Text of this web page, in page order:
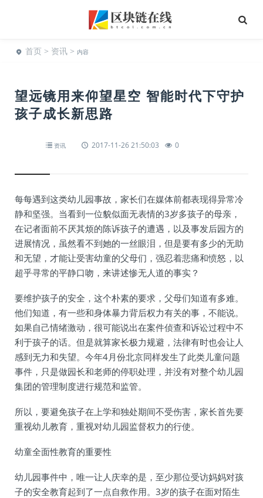
首页 > 资讯 > 内容
望远镜用来仰望星空 智能时代下守护
孩子成长新思路
资讯 2017-11-26 21:50:03 0
每每遇到这类幼儿园事故，家长们在媒体前都表现得异常冷
静和坚强。当看到一位貌似面无表情的3岁多孩子的母亲，
在记者面前不厌其烦的陈诉孩子的遭遇，以及事发后园方的
进展情况，虽然看不到她的一丝眼泪，但是要有多少的无助
和无望，才能让受害幼童的父母们，强忍着悲痛和愤怒，以
超乎寻常的平静口吻，来讲述惨无人道的事实？
要维护孩子的安全，这个朴素的要求，父母们知道有多难。
他们知道，有一些和身体暴力背后权力有关的事，不能说。
如果自己情绪激动，很可能说出在案件侦查和诉讼过程中不
利于孩子的话。但是就算家长极力规避，法律有时也会让人
感到无力和失望。今年4月份北京同样发生了此类儿童问题
事件，只是做园长和老师的停职处理，并没有对整个幼儿园
集团的管理制度进行规范和监管。
所以，要避免孩子在上学和独处期间不受伤害，家长首先要
重视幼儿教育，重视对幼儿园监督权力的行使。
幼童全面性教育的重要性
幼儿园事件中，唯一让人庆幸的是，至少那位受访妈妈对孩
子的安全教育起到了一点自救作用。3岁的孩子在面对陌生